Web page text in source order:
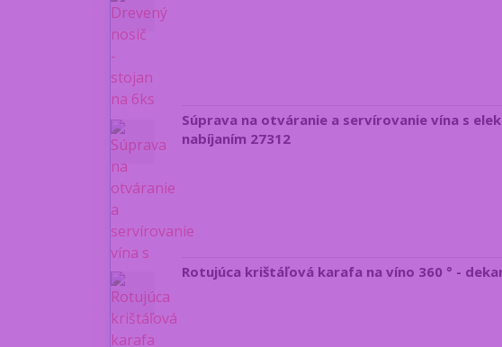
Súprava na otváranie a servírovanie vína s
nabíjaním 27312
Rotujúca krištáľová karafa na víno 360 ° -